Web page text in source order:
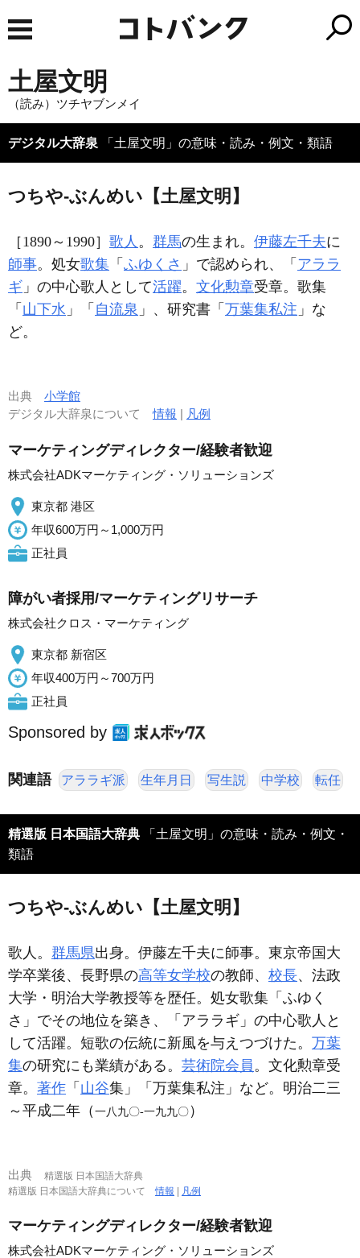
土屋文明
（読み）ツチヤブンメイ
デジタル大辞泉 「土屋文明」の意味・読み・例文・類語
つちや‐ぶんめい【土屋文明】
［1890～1990］ 歌人 。 群馬の生まれ。 伊藤左千夫に
師事。処女歌集 「 ふゆくさ 」で認められ、「 アララ
ギ 」の中心歌人として活躍。 文化勲章受章。歌集
「 山下水 」「 自流泉 」、研究書「 万葉集私注 」な
ど。
出典 小学館
デジタル大辞泉について情報 | 凡例
マーケティングディレクター/経験者歓迎
株式会社ADKマーケティング・ソリューションズ
東京都 港区
年収600万円～1,000万円
正社員
障がい者採用/マーケティングリサーチ
株式会社クロス・マーケティング
東京都 新宿区
年収400万円～700万円
正社員
Sponsored by
関連語 アララギ派 生年月日 写生説 中学校 転任
精選版 日本国語大辞典 「土屋文明」の意味・読み・例文・
類語
つちや‐ぶんめい【土屋文明】
歌人。 群馬県出身。伊藤左千夫に師事。東京帝国大
学卒業後、長野県の高等女学校の教師、 校長、法政
大学・明治大学教授等を歴任。処女歌集「ふゆく
さ」でその地位を築き、「アララギ」の中心歌人と
して活躍。短歌の伝統に新風を与えつづけた。 万葉
集の研究にも業績がある。 芸術院会員 。文化勲章受
章。 著作 「 山谷集」「万葉集私注」など。明治二三
～平成二年（一八九〇‐一九九〇）
出典
精選版 日本国語大辞典
精選版 日本国語大辞典について情報 | 凡例
マーケティングディレクター/経験者歓迎
株式会社ADKマーケティング・ソリューションズ